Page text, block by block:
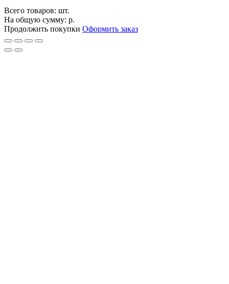
Всего товаров: шт.
На общую сумму: р.
Продолжить покупки Оформить заказ